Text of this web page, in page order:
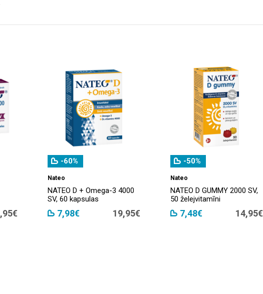
-60%
Nateo
NATEO D + Omega-3 4000
SV, 60 kapsulas
7,98€ 19,95€
-50%
Nateo
NATEO D GUMMY 2000 SV,
50 želejvitamīni
7,48€ 14,95€